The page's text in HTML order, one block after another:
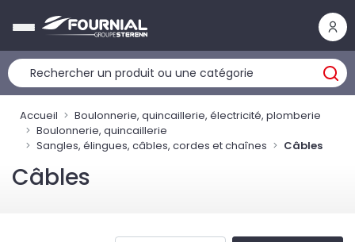
Accueil
Boulonnerie, quincaillerie, électricité, plomberie
Boulonnerie, quincaillerie
Sangles, élingues, câbles, cordes et chaînes
Câbles
Câbles